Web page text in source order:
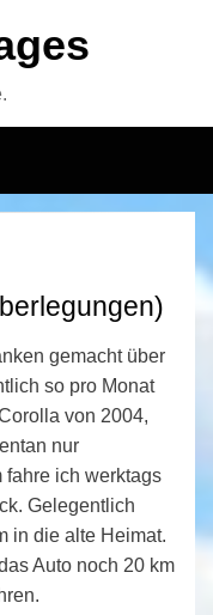
gemacht über
so pro Monat
von 2004,
nur
ich werktags
Gelegentlich
in die alte Heimat.
Auto noch 20 km